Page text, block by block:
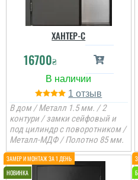
ХАНТЕР-С
16700₴
1
В дом / Металл 1.5 мм. / 2
контури / замки сейфовый и
под цилиндр с поворотником /
Металл-МДФ / Полотно 85 мм.